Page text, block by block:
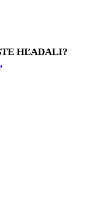
HĽADALI?